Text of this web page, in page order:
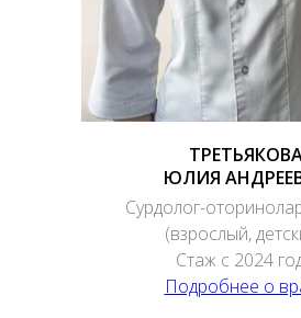
ЮЛИЯ
Сурдолог-
(взрослый,
Стаж с 2024
Подробнее о